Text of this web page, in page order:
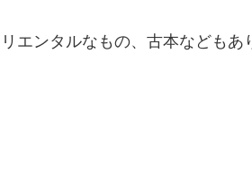
リエンタルなもの、古本などもあ